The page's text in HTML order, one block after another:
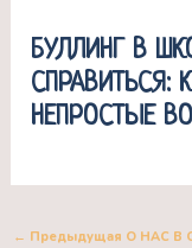
БУЛЛИНГ В
СПРАВИТЬСЯ:
НЕПРОСТЫЕ
← Предыдущая О НАС В